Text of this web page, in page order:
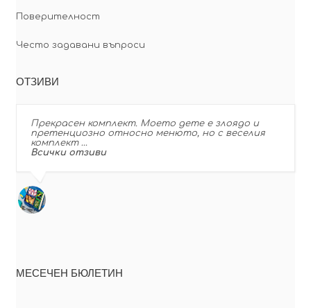
Поверителност
Често задавани въпроси
ОТЗИВИ
Прекрасен комплект. Моето дете е злоядо и
претенциозно относно менюто, но с веселия
комплект …
Всички отзиви
МЕСЕЧЕН БЮЛЕТИН